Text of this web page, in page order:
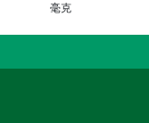
毫克